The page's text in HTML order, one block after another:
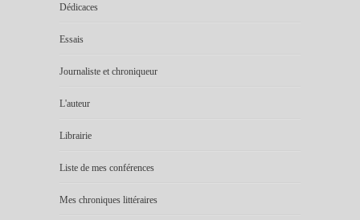
Dédicaces
Essais
Journaliste et chroniqueur
L'auteur
Librairie
Liste de mes conférences
Mes chroniques littéraires